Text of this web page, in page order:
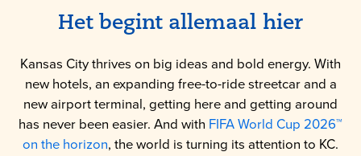
Het begint allemaal hier
Kansas City thrives on big ideas and bold energy. With
new hotels, an expanding free-to-ride streetcar and a
new airport terminal, getting here and getting around
has never been easier. And with FIFA World Cup 2026™
on the horizon, the world is turning its attention to KC.